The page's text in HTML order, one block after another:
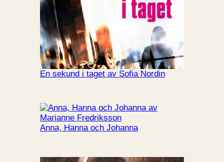
En sekund i taget av Sofia Nordin
Anna, Hanna och Johanna